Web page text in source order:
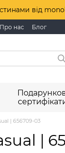
від
Про нас Блог
| 656709-03
|